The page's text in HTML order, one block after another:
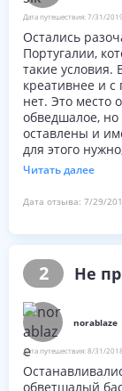
Дата путешествия:7/31/2019
Остались
Португалии,
такие условия.
креативнее и с
нет. Это место
обведшалое,
оставлены и
для этого
хозяина нет,
неинтересен.
стирали ли
телефон никто
вдоль
квартире
для пюре. В
неудобные, а
квартире нет, а
соотношении
Читать далее
Дата отзыва: 7/29/
2 Не
norablaze
Дата путешествия:8/31/2018
обветшалый